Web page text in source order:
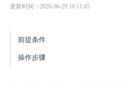
更新时间：2026-06-29 10:11:05
前提条件
操作步骤